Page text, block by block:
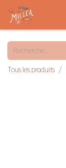
Tous les produits